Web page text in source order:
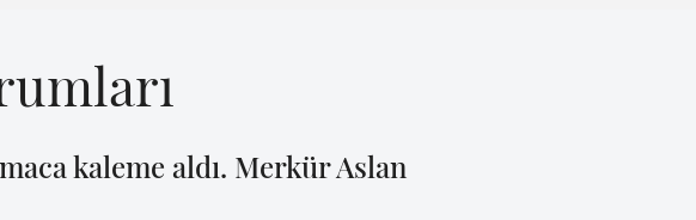
kaleme aldı. Merkür Aslan